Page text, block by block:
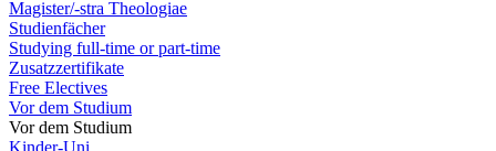
Magister/-stra Theologiae
Studienfächer
Studying full-time or part-time
Zusatzzertifikate
Free Electives
Vor dem Studium
Vor dem Studium
Kinder-Uni